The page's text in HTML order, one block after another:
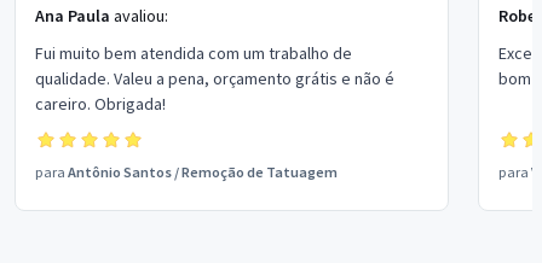
Ana Paula avaliou:
Fui muito bem atendida com um trabalho de
qualidade. Valeu a pena, orçamento grátis e não é
careiro. Obrigada!
para Antônio Santos /Remoção de Tatuagem
bom
para